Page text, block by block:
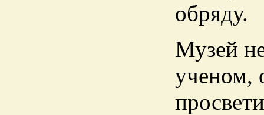
обряду.
Музей
ученом,